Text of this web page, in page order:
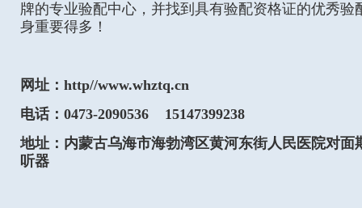
牌的专业验配中心，并找到具有验配资格证的优秀验
身重要得多！
网址：http//www.whztq.cn
电话：0473-2090536 15147399238
地址：内蒙古乌海市海勃湾区黄河东街人民医院对面
听器